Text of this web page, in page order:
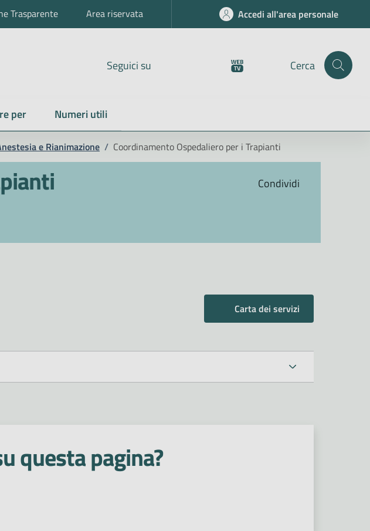
Trasparente Area riservata Accedi all'area personale
Seguici su Cerca
per Numeri utili
e Rianimazione / Coordinamento Ospedaliero per i Trapianti
Condividi
Carta dei servizi
questa pagina?